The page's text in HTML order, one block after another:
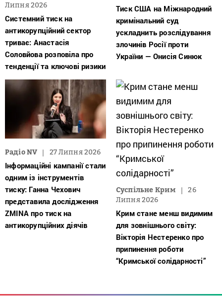
Липня 2026
Системний тиск на
антикорупційний сектор
триває: Анастасія
Соловйова розповіла про
тенденції та ключові ризики
Тиск США на Міжнародний
кримінальний суд
ускладнить розслідування
злочинів Росії проти
України — Онисія Синюк
Радіо NV 27 Липня 2026
Інформаційні кампанії стали
одним із інструментів
тиску: Ганна Чехович
представила дослідження
ZMINA про тиск на
антикорупційних діячів
Суспільне Крим
26
Липня 2026
Крим стане менш видимим
для зовнішнього світу:
Вікторія Нестеренко про
припинення роботи
“Кримської солідарності”